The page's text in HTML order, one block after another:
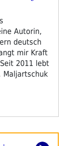
Autorin,
deutsch
mir Kraft
2011 lebt